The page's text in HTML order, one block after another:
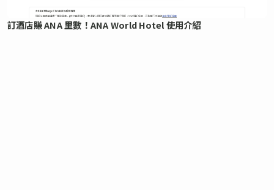
訂酒店賺 ANA 里數！ANA World Hotel 使用介紹